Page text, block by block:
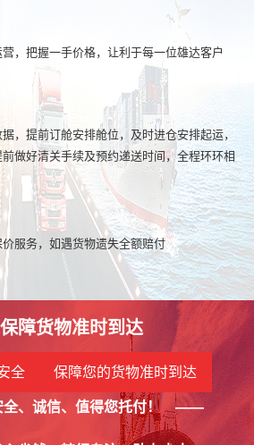
，把握一手价格，让利于每一位雄达客户
，提前订舱安排舱位，及时进仓安排起运，
前做好清关手续及预约递送时间，全程环环相
服务，如遇货物遗失全额赔付
障货物准时到达
全 保障您的货物准时到达
、诚信、值得您托付！ ——